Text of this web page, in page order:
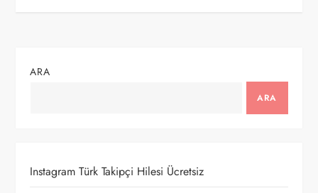
g
i
ARA
ARA
Instagram Türk Takipçi Hilesi Ücretsiz